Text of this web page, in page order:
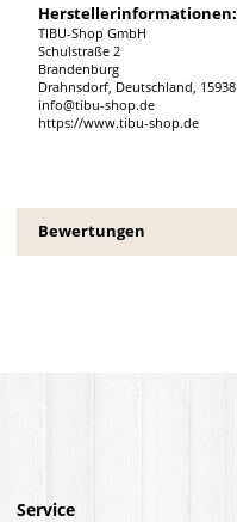
Herstellerinformationen:
TIBU-Shop GmbH
Schulstraße 2
Brandenburg
Drahnsdorf, Deutschland, 15938
info@tibu-shop.de
https://www.tibu-shop.de
Bewertungen
Service